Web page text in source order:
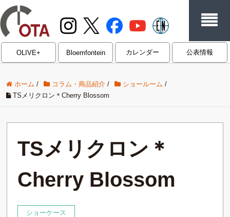
OLIVE+ Bloemfontein カレンダー 公表情報
ホーム / コラム・商品紹介 / ショールーム /
TSメリクロン＊Cherry Blossom
TSメリクロン＊
Cherry Blossom
ショーケース